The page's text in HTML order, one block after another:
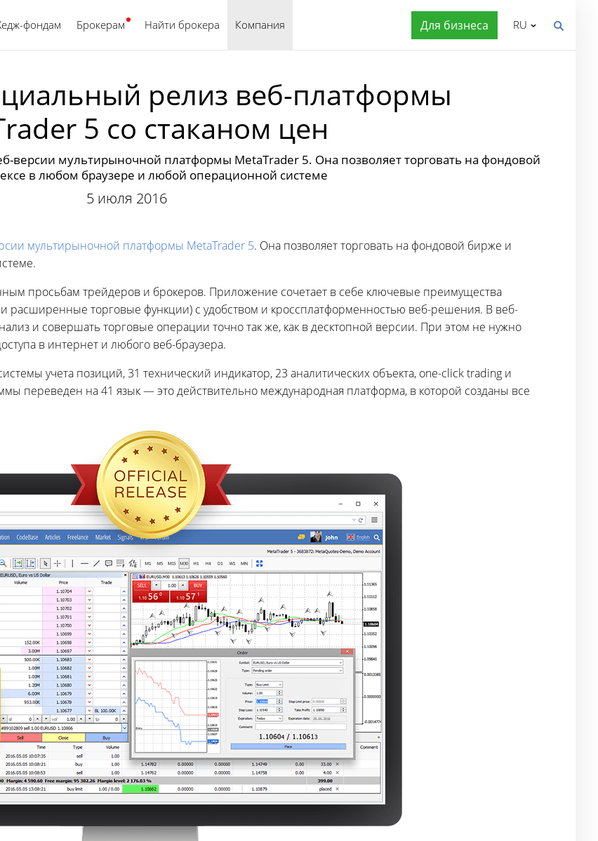
фондам Брокерам Найти брокера Компания Для бизнеса
Русский RU
релиз веб-платформы
5 со стаканом цен
версии мультирыночной платформы MetaTrader 5. Она позволяет торговать на фондовой
в любом браузере и любой операционной системе
5 июля 2016
мультирыночной платформы MetaTrader 5. Она позволяет торговать на фондовой бирже и
просьбам трейдеров и брокеров. Приложение сочетает в себе ключевые преимущества
расширенные торговые функции) с удобством и кроссплатформенностью веб-решения. В веб-
и совершать торговые операции точно так же, как в десктопной версии. При этом не нужно
в интернет и любого веб-браузера.
учета позиций, 31 технический индикатор, 23 аналитических объекта, one-click trading и
переведен на 41 язык — это действительно международная платформа, в которой созданы все